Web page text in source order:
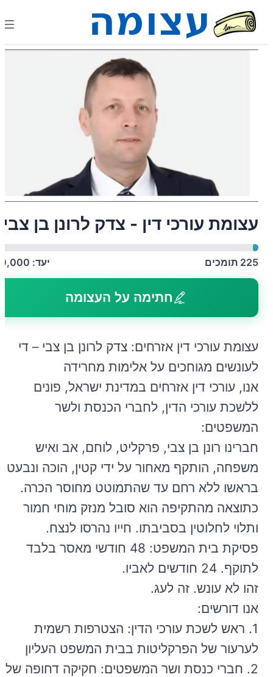
עצומת עורכי דין - צדק לרונן בן צבי
225 תומכים יעד:
חתימה על העצומה
עצומת עורכי דין אזרחים: צדק לרונן בן צבי – די
לעונשים מגוחכים על אלימות מחרידה
אנו, עורכי דין אזרחים במדינת ישראל, פונים
ללשכת עורכי הדין, לחברי הכנסת ולשר
המשפטים:
חברינו רונן בן צבי, פרקליט, לוחם, אב ואיש
משפחה, הותקף מאחור על ידי קטין, הוכה ונבעט
בראשו ללא רחם עד שהתמוטט מחוסר הכרה.
כתוצאה מהתקיפה הוא סובל מנזק מוחי חמור
ותלוי לחלוטין בסביבתו. חייו נהרסו לנצח.
פסיקת בית המשפט: 48 חודשי מאסר בלבד
לתוקף. 24 חודשים לאביו.
זהו לא עונש. זה לעג.
אנו דורשים:
1. ראש לשכת עורכי הדין: הצטרפות רשמית
לערעור של הפרקליטות בבית המשפט העליון
2. חברי כנסת ושר המשפטים: חקיקה דחופה של